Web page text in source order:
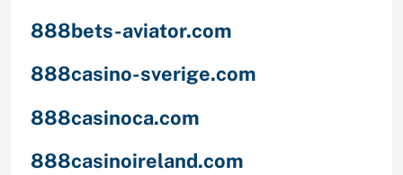
888bets-aviator.com
888casino-sverige.com
888casinoca.com
888casinoireland.com